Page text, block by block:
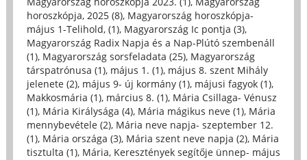
horoszkópja, 2025 (8), Magyarország horoszkópja-
május 1-Telihold, (1), Magyarország Ic pontja (3),
Magyarország Radix Napja és a Nap-Plútó szembenáll
(1), Magyarország sorsfeladata (25), Magyarország
társpatrónusa (1), május 1. (1), május 8. szent Mihály
jelenete (2), május 9- új kormány (1), májusi fagyok (1),
Makkosmária (1), március 8. (1), Mária Csillaga- Vénusz
(1), Mária Királysága (4), Mária mágikus neve (1), Mária
mennybevétele (2), Mária neve napja- szeptember 12.
(1), Mária országa (3), Mária szent neve napja (2), Mária
tisztulta (1), Mária, Keresztények segítője ünnep- május